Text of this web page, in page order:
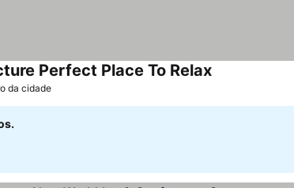
Perfect Place To Relax
da cidade